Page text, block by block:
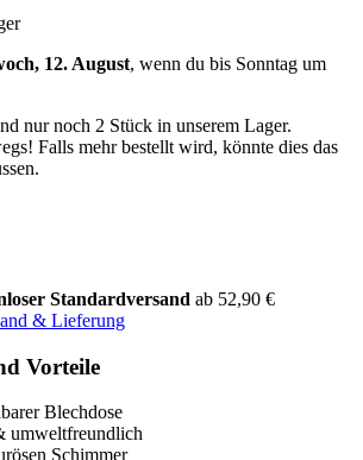
12. August, wenn du bis Sonntag um
nur noch 2 Stück in unserem Lager.
Falls mehr bestellt wird, könnte dies das
Standardversand ab 52,90 €
& Lieferung
Vorteile
Blechdose
umweltfreundlich
Schimmer